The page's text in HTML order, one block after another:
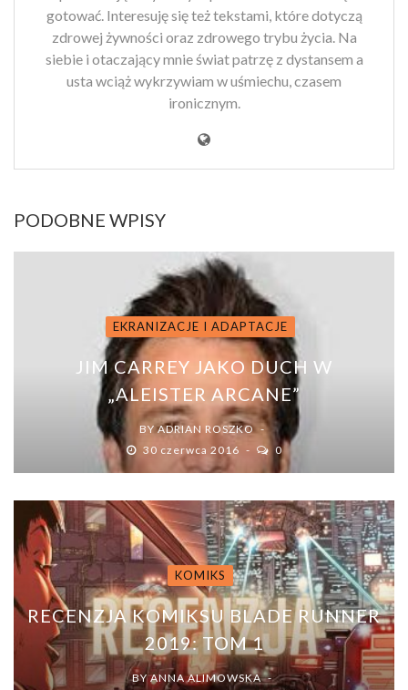
gotować. Interesuję się też tekstami, które dotyczą
zdrowej żywności oraz zdrowego trybu życia. Na
siebie i otaczający mnie świat patrzę z dystansem a
usta wciąż wykrzywiam w uśmiechu, czasem
ironicznym.
PODOBNE WPISY
EKRANIZACJE I ADAPTACJE
JIM CARREY JAKO DUCH W
„ALEISTER ARCANE”
BYADRIAN ROSZKO
30 czerwca 2016
0
KOMIKS
RECENZJA KOMIKSU BLADE RUNNER
2019: TOM 1
BYANNA ALIMOWSKA